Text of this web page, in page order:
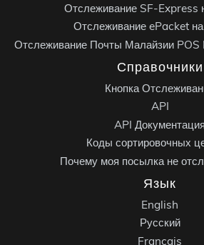
Отслеживание SF-Express
Отслеживание ePacket
Отслеживание Почты Малайзии POS
Справочники
Кнопка
API
API Документация
Коды сортировочных
Почему моя посылка не
Язык
English
Русский
Français